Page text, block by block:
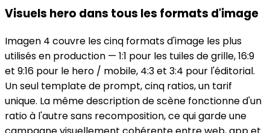
Visuels hero dans tous les formats d'image
Imagen 4 couvre les cinq formats d'image les plus
utilisés en production — 1:1 pour les tuiles de grille, 16:9
et 9:16 pour le hero / mobile, 4:3 et 3:4 pour l'éditorial.
Un seul template de prompt, cinq ratios, un tarif
unique. La même description de scène fonctionne d'un
ratio à l'autre sans recomposition, ce qui garde une